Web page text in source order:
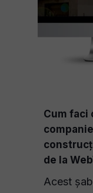
Cum faci
de la
Acest